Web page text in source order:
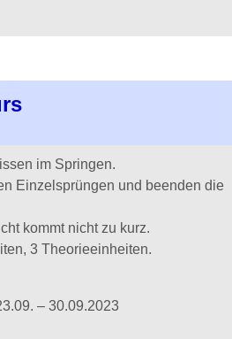
im Springen.
Einzelsprüngen und beenden die
kommt nicht zu kurz.
3 Theorieeinheiten.
– 30.09.2023